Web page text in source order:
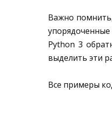
Важно
Python 3
выделить эти
Все примеры